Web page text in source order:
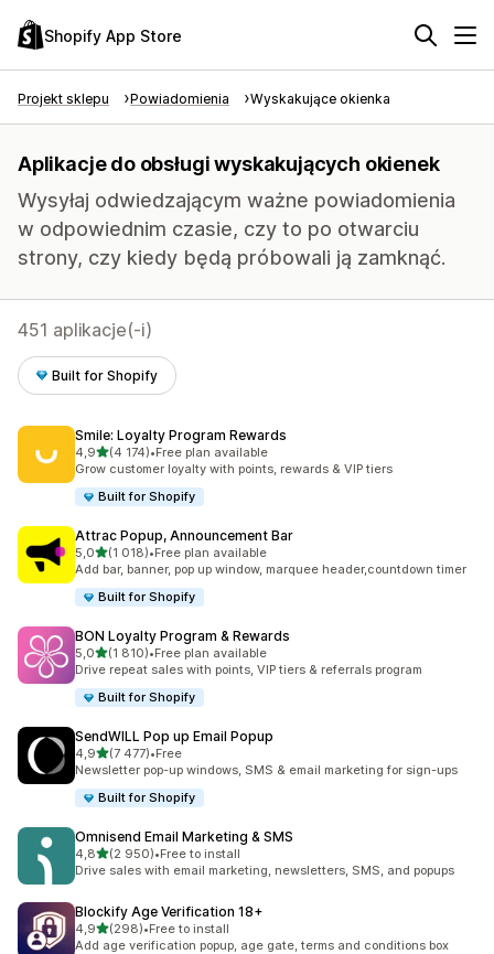
Shopify App Store
Projekt sklepu Powiadomienia Wyskakujące okienka
Aplikacje do obsługi wyskakujących okienek
Wysyłaj odwiedzającym ważne powiadomienia
w odpowiednim czasie, czy to po otwarciu
strony, czy kiedy będą próbowali ją zamknąć.
451 aplikacje(-i)
Built for Shopify
Smile: Loyalty Program Rewards
4,9na 5 gwiazdek
(4 174)
Łączna liczba recenzji: 4174
•Free plan available
Grow customer loyalty with points, rewards & VIP tiers
Built for Shopify
Attrac Popup, Announcement Bar
5,0na 5 gwiazdek
(1 018)
Łączna liczba recenzji: 1018
•Free plan available
Add bar, banner, pop up window, marquee header,countdown timer
Built for Shopify
BON Loyalty Program & Rewards
5,0na 5 gwiazdek
(1 810)
Łączna liczba recenzji: 1810
•Free plan available
Drive repeat sales with points, VIP tiers & referrals program
Built for Shopify
SendWILL Pop up Email Popup
4,9na 5 gwiazdek
(7 477)
Łączna liczba recenzji: 7477
•Free
Newsletter pop-up windows, SMS & email marketing for sign-ups
Built for Shopify
Omnisend Email Marketing & SMS
4,8na 5 gwiazdek
(2 950)
Łączna liczba recenzji: 2950
•Free to install
Drive sales with email marketing, newsletters, SMS, and popups
Blockify Age Verification 18+
4,9na 5 gwiazdek
(298)
Łączna liczba recenzji: 298
•Free to install
Add age verification popup, age gate, terms and conditions box